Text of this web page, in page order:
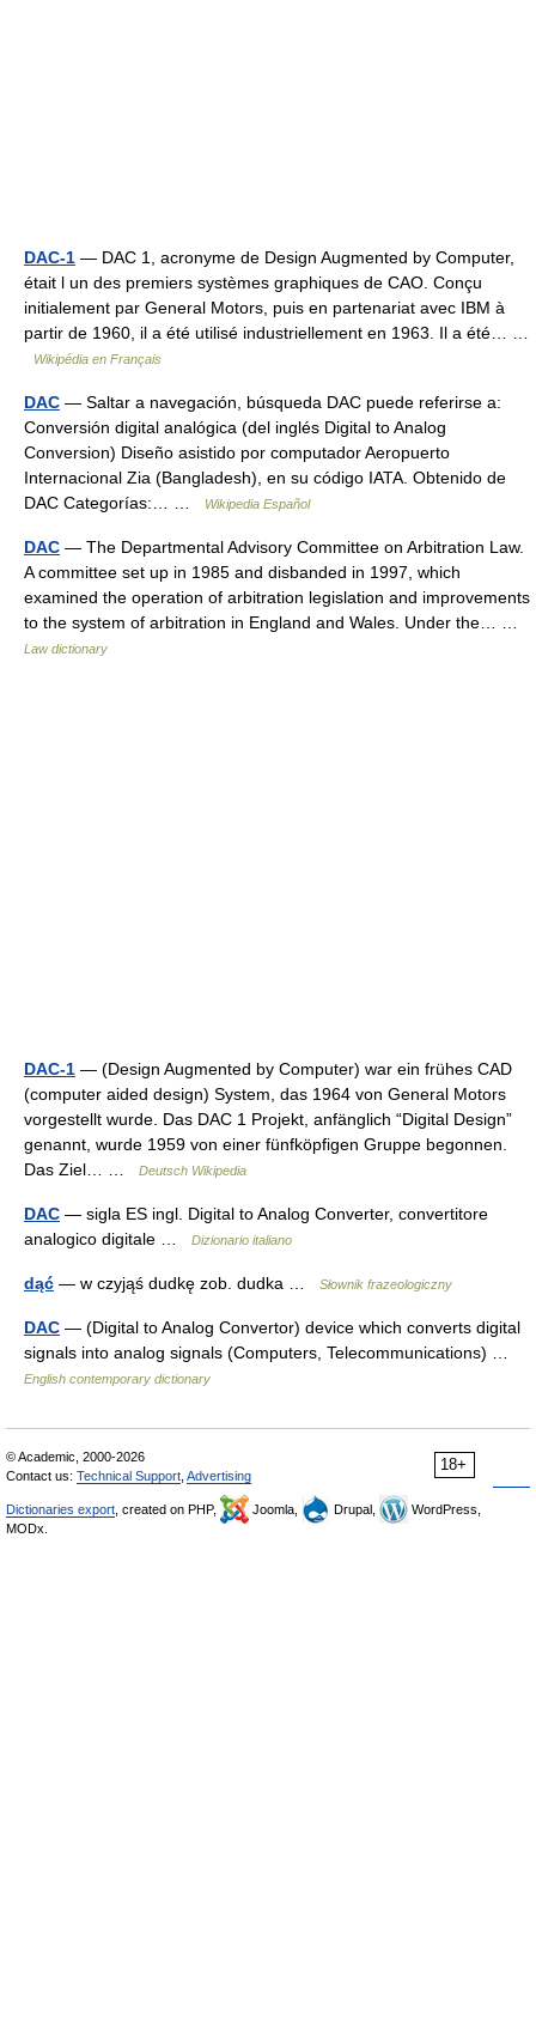
DAC-1 — DAC 1, acronyme de Design Augmented by Computer,
était l un des premiers systèmes graphiques de CAO. Conçu
initialement par General Motors, puis en partenariat avec IBM à
partir de 1960, il a été utilisé industriellement en 1963. Il a été… …
Wikipédia en Français
DAC — Saltar a navegación, búsqueda DAC puede referirse a:
Conversión digital analógica (del inglés Digital to Analog
Conversion) Diseño asistido por computador Aeropuerto
Internacional Zia (Bangladesh), en su código IATA. Obtenido de
DAC Categorías:… …
Wikipedia Español
DAC — The Departmental Advisory Committee on Arbitration Law.
A committee set up in 1985 and disbanded in 1997, which
examined the operation of arbitration legislation and improvements
to the system of arbitration in England and Wales. Under the… …
Law dictionary
DAC-1 — (Design Augmented by Computer) war ein frühes CAD
(computer aided design) System, das 1964 von General Motors
vorgestellt wurde. Das DAC 1 Projekt, anfänglich “Digital Design”
genannt, wurde 1959 von einer fünfköpfigen Gruppe begonnen.
Das Ziel… …
Deutsch Wikipedia
DAC — sigla ES ingl. Digital to Analog Converter, convertitore
analogico digitale …
Dizionario italiano
dąć — w czyjąś dudkę zob. dudka … Słownik frazeologiczny
DAC — (Digital to Analog Convertor) device which converts digital
signals into analog signals (Computers, Telecommunications) …
English contemporary dictionary
18+
© Academic, 2000-2026
Contact us: Technical Support Advertising
Dictionaries export , created on PHP, Joomla, Drupal,
WordPress,
MODx.